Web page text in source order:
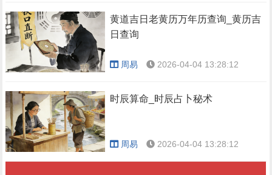
黄道吉日老黄历万年历查询_黄历吉
日查询
周易 2026-04-04 13:28:12
时辰算命_时辰占卜秘术
周易 2026-04-04 13:28:12